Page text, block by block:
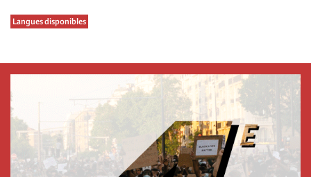
Langues disponibles